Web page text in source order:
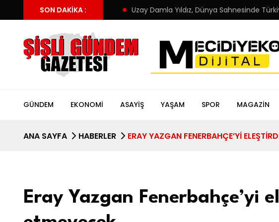
SON DAKIKA :
Altay’ın yeni adresi Uzay Damla Yıldız, Dünya Sahnesinde
GÜNDEM EKONOMI ASAYIŞ YAŞAM SPOR MAGAZIN
ANA SAYFA HABERLER ERAY YAZGAN FENERBAHÇE’YI
Eray Yazgan Fenerbahçe’yi